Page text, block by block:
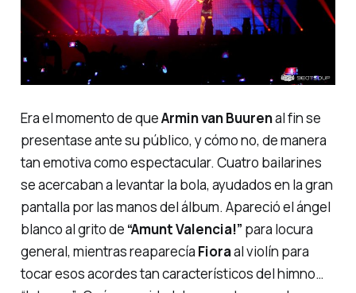
Era el momento de queArmin van Buurenal fin se
presentase ante su público, y cómo no, de manera
tan emotiva como espectacular. Cuatro bailarines
se acercaban a levantar la bola, ayudados en la gran
pantalla porlas manosdel álbum. Aparecióel ángel
blancoal grito de “Amunt Valencia!” para locura
general, mientras reaparecía Fioraal violín para
tocar esos acordes tan característicos del himno…